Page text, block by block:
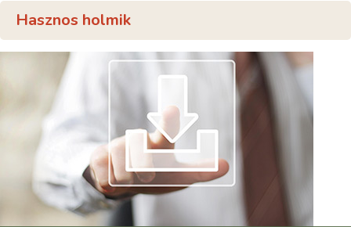
Hasznos holmik